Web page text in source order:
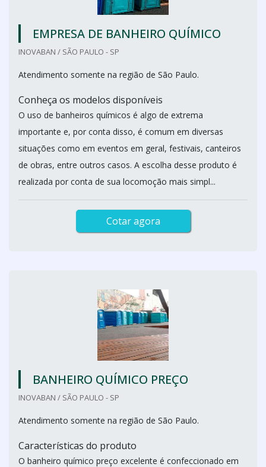
EMPRESA DE BANHEIRO QUÍMICO
INOVABAN / SÃO PAULO - SP
Atendimento somente na região de São Paulo.
Conheça os modelos disponíveis
O uso de banheiros químicos é algo de extrema
importante e, por conta disso, é comum em diversas
situações como em eventos em geral, festivais, canteiros
de obras, entre outros casos. A escolha desse produto é
realizada por conta de sua locomoção mais simpl...
Cotar agora
BANHEIRO QUÍMICO PREÇO
INOVABAN / SÃO PAULO - SP
Atendimento somente na região de São Paulo.
Características do produto
O banheiro químico preço excelente é confeccionado em